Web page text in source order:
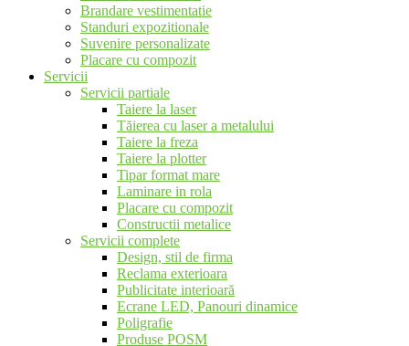
Brandare vestimentatie
Standuri expozitionale
Suvenire personalizate
Placare cu compozit
Servicii
Servicii partiale
Taiere la laser
Tăierea cu laser a metalului
Taiere la freza
Taiere la plotter
Tipar format mare
Laminare in rola
Placare cu compozit
Constructii metalice
Servicii complete
Design, stil de firma
Reclama exterioara
Publicitate interioară
Ecrane LED, Panouri dinamice
Poligrafie
Produse POSM